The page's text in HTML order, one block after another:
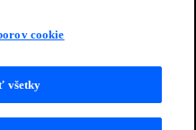
práva vyhradené.
cookie
všetky